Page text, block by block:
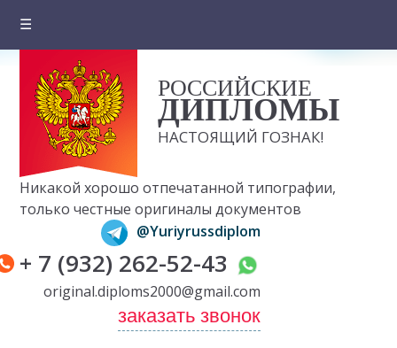
☰
О компании
Цены на документы
Вопросы и ответы
Отзывы клиентов
Оплата и доставка
Контакты
РОССИЙСКИЕ
ДИПЛОМЫ
НАСТОЯЩИЙ ГОЗНАК!
Никакой хорошо отпечатанной типографии,
только честные оригиналы документов
@Yuriyrussdiplom
+ 7 (932) 262-52-43
original.diploms2000@gmail.com
заказать звонок